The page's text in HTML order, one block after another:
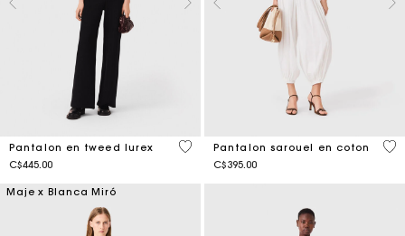
Pantalon en tweed lurex
C$445.00
4,2 out of 5 Customer Rating
Pantalon sarouel en coton
C$395.00
3,7
Maje x Blanca Miró